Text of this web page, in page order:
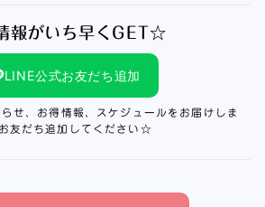
報がいち早くGET☆
LINE公式お友だち追加
せ、お得情報、スケジュールをお届けしま
友だち追加してください☆